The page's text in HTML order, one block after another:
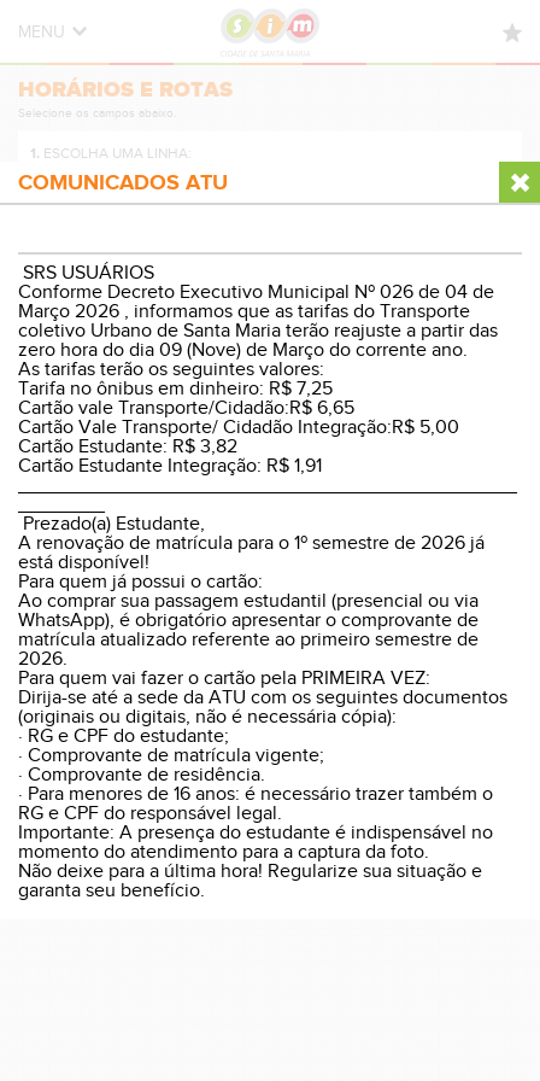
MENU
HORÁRIOS E ROTAS
DÚVIDAS FREQUENTES
COMUNICADOS ATU
SRS USUÁRIOS
Conforme Decreto Executivo Municipal Nº 026 de 04 de
Março 2026 , informamos que as tarifas do Transporte
coletivo Urbano de Santa Maria terão reajuste a partir das
zero hora do dia 09 (Nove) de Março do corrente ano.
As tarifas terão os seguintes valores:
Tarifa no ônibus em dinheiro: R$ 7,25
Cartão vale Transporte/Cidadão:R$ 6,65
Cartão Vale Transporte/ Cidadão Integração:R$ 5,00
Cartão Estudante: R$ 3,82
Cartão Estudante Integração: R$ 1,91
Prezado(a) Estudante,
A renovação de matrícula para o 1º semestre de 2026 já
está disponível!
Para quem já possui o cartão:
Ao comprar sua passagem estudantil (presencial ou via
WhatsApp), é obrigatório apresentar o comprovante de
matrícula atualizado referente ao primeiro semestre de
2026.
Para quem vai fazer o cartão pela PRIMEIRA VEZ:
Dirija-se até a sede da ATU com os seguintes documentos
(originais ou digitais, não é necessária cópia):
· RG e CPF do estudante;
· Comprovante de matrícula vigente;
· Comprovante de residência.
· Para menores de 16 anos: é necessário trazer também o
RG e CPF do responsável legal.
Importante: A presença do estudante é indispensável no
momento do atendimento para a captura da foto.
Não deixe para a última hora! Regularize sua situação e
garanta seu benefício.
HORÁRIOS E ROTAS
Selecione os campos abaixo.
1. ESCOLHA UMA LINHA:
2.ESCOLHA A DIREÇÃO:
3.ESCOLHA O PERÍODO:
VER HORÁRIOS E ROTA
© Sistema Integrado Municipal Versão Desktop